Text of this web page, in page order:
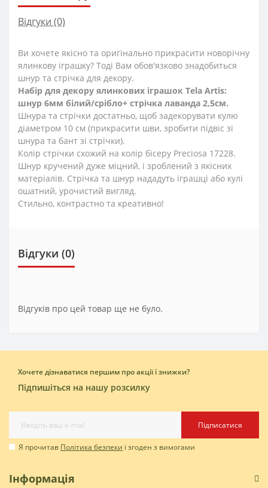
Відгуки (0)
Ви хочете якісно та оригінально прикрасити новорічну
ялинкову іграшку? Тоді Вам обов'язково знадобиться
шнур та стрічка для декору.
Набір для декору ялинкових іграшок Tela Artis:
шнур 6мм білий/срібло+ стрічка лаванда 2,5см.
Шнура та стрічки достатньо, щоб задекорувати кулю
діаметром 10 см (прикрасити шви, зробити підвіс зі
шнура та бант зі стрічки).
Колір стрічки схожий на колір бісеру Preciosa 17228.
Шнур кручений дуже міцний, і зроблений з якісних
матеріалів. Стрічка та шнур нададуть іграшці або кулі
ошатний, урочистий вигляд.
Стильно, контрастно та креативно!
Відгуки (0)
Відгуків про цей товар ще не було.
Хочете дізнаватися першим про акції і знижки?
Підпишіться на нашу розсилку
Підписатися
Я прочитав Політика безпеки і згоден з вимогами
Інформація